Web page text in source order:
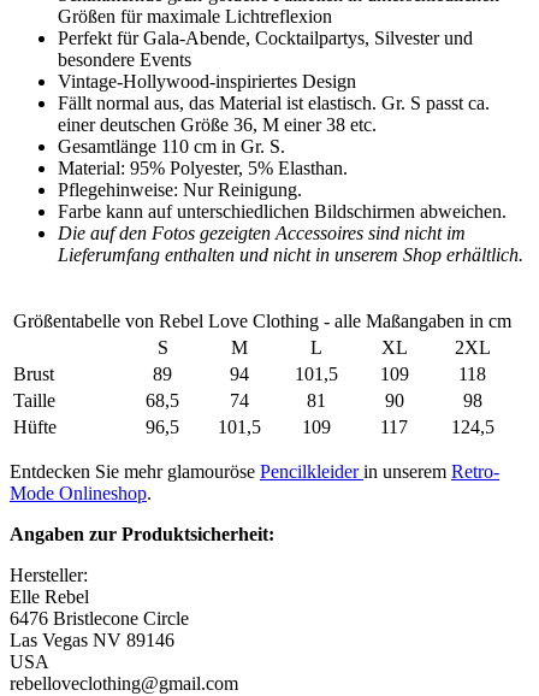
Größen für maximale Lichtreflexion
Perfekt für Gala-Abende, Cocktailpartys, Silvester und
besondere Events
Vintage-Hollywood-inspiriertes Design
Fällt normal aus, das Material ist elastisch. Gr. S passt ca.
einer deutschen Größe 36, M einer 38 etc.
Gesamtlänge 110 cm in Gr. S.
Material: 95% Polyester, 5% Elasthan.
Pflegehinweise: Nur Reinigung.
Farbe kann auf unterschiedlichen Bildschirmen abweichen.
Die auf den Fotos gezeigten Accessoires sind nicht im
Lieferumfang enthalten und nicht in unserem Shop erhältlich.
Größentabelle von Rebel Love Clothing - alle Maßangaben in cm
S
M L XL
2XL
Brust
89 94 101,5 109
118
Taille
68,5 74 81 90
98
Hüfte
96,5 101,5 109 117 124,5
Entdecken Sie mehr glamouröse Pencilkleiderin unserem Retro-
Mode Onlineshop.
Angaben zur Produktsicherheit:
Hersteller:
Elle Rebel
6476 Bristlecone Circle
Las Vegas NV 89146
USA
rebelloveclothing@gmail.com